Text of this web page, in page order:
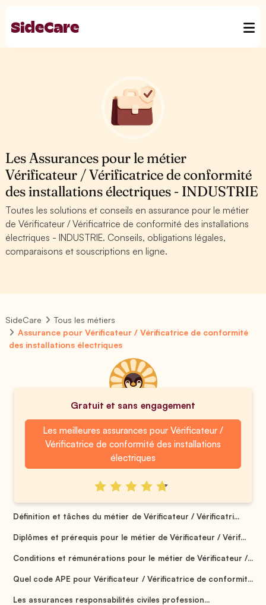
Les Assurances pour le métier
Vérificateur / Vérificatrice de conformité
des installations électriques - INDUSTRIE
Toutes les solutions et conseils en assurance pour le métier
de Vérificateur / Vérificatrice de conformité des installations
électriques - INDUSTRIE. Conseils, obligations légales,
comparaisons et souscriptions en ligne.
SideCare
Tous les métiers
Assurance pour Vérificateur / Vérificatrice de conformité
des installations électriques
Gratuit et sans engagement
Les meilleures assurances pour Vérificateur /
Vérificatrice de conformité des installations
électriques
Définition et tâches du métier de Vérificateur / Vérificatri...
Diplômes et prérequis pour le métier de Vérificateur / Vérif...
Conditions et rémunérations pour le métier de Vérificateur /...
Quel code APE pour Vérificateur / Vérificatrice de conformit...
Les assurances responsabilités civiles profession...